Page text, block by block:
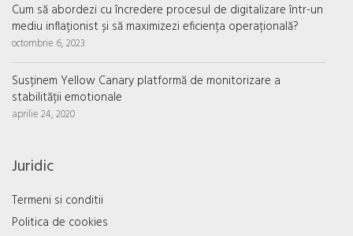
Cum să abordezi cu încredere procesul de digitalizare într-un
mediu inflaționist și să maximizezi eficiența operațională?
octombrie 6, 2023
Susținem Yellow Canary platformă de monitorizare a
stabilității emotionale
aprilie 24, 2020
Juridic
Termeni si conditii
Politica de cookies